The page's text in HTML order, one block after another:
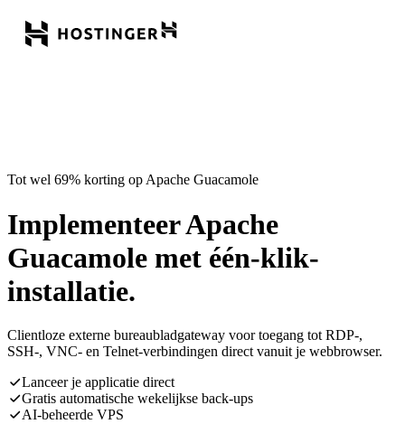
Tot wel 69% korting op Apache Guacamole
Implementeer Apache
Guacamole met één-klik-
installatie.
Clientloze externe bureaubladgateway voor toegang tot RDP-,
SSH-, VNC- en Telnet-verbindingen direct vanuit je webbrowser.
Lanceer je applicatie direct
Gratis automatische wekelijkse back-ups
AI-beheerde VPS